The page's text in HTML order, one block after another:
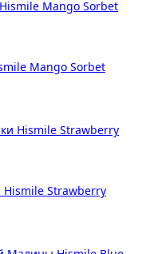
Mango Sorbet
Hismile Strawberry